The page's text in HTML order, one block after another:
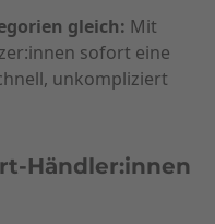
gleich: Mit
sofort eine
unkompliziert
Händler:innen